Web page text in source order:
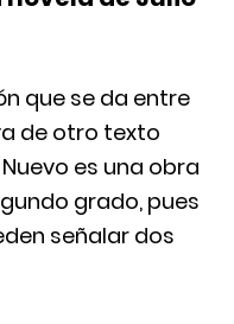
que se da entre
de otro texto
es una obra
grado, pues
señalar dos